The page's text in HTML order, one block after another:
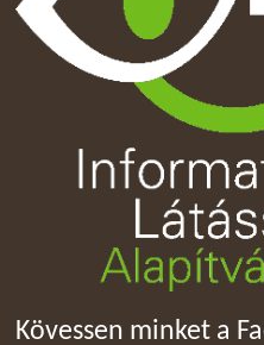
Kövessen minket a